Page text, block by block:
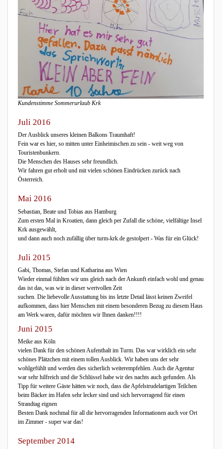
Kundenstimme Sommerurlaub Krk
Juli 2016
Der Ausblick unseres kleinen Balkons Traumhaft!
Fein war es hier, so mitten unter Einheimischen zu sein - weit weg von
Touristenbunkern.
Die Menschen des Hauses sehr freundlich.
Wir fahren gut erholt und mit vielen schönen Eindrücken zurück nach
Österreich.
Mai 2016
Sebastian, Beate und Tobias aus Hamburg
Zum ersten Mal in Kroatien, dann gleich per Zufall die schöne, vielfältige Insel
Krk ausgewählt,
und dann auch noch zufällig über turm-krk.de gestolpert - Was für ein Glück!
Juli 2015
Gabi, Thomas, Stefan und Katharina aus Wien
Wieder einmal fühlten wir uns gleich nach der Ankunft einfach wohl und genau
das ist das, was wir in dieser wertvollen Zeit
suchen. Die liebevolle Ausstattung bis ins letzte Detail lässt keinen Zweifel
aufkommen, dass hier Menschen mit einem besonderen Bezug zu diesem Haus
am Werk waren, dafür möchten wir Ihnen danken!!!!
Juni 2015
Meike aus Köln
vielen Dank für den schönen Aufenthalt im Turm. Das war wirklich ein sehr
schönes Plätzchen mit einem tollen Ausblick. Wir haben uns der sehr
wohlgefühlt und werden dies sicherlich weiterempfehlen. Auch die Agentur
war sehr hilfreich und die Schlüssel habe wir des nachts auch gefunden. Als
Tipp für weitere Gäste hätten wir noch, dass die Apfelstrudelartigen Teilchen
beim Bäcker im Hafen sehr lecker sind und sich hervorragend für einen
Strandtag eignen
Besten Dank nochmal für all die hervorragenden Informationen auch vor Ort
im Zimmer - super war das!
September 2014